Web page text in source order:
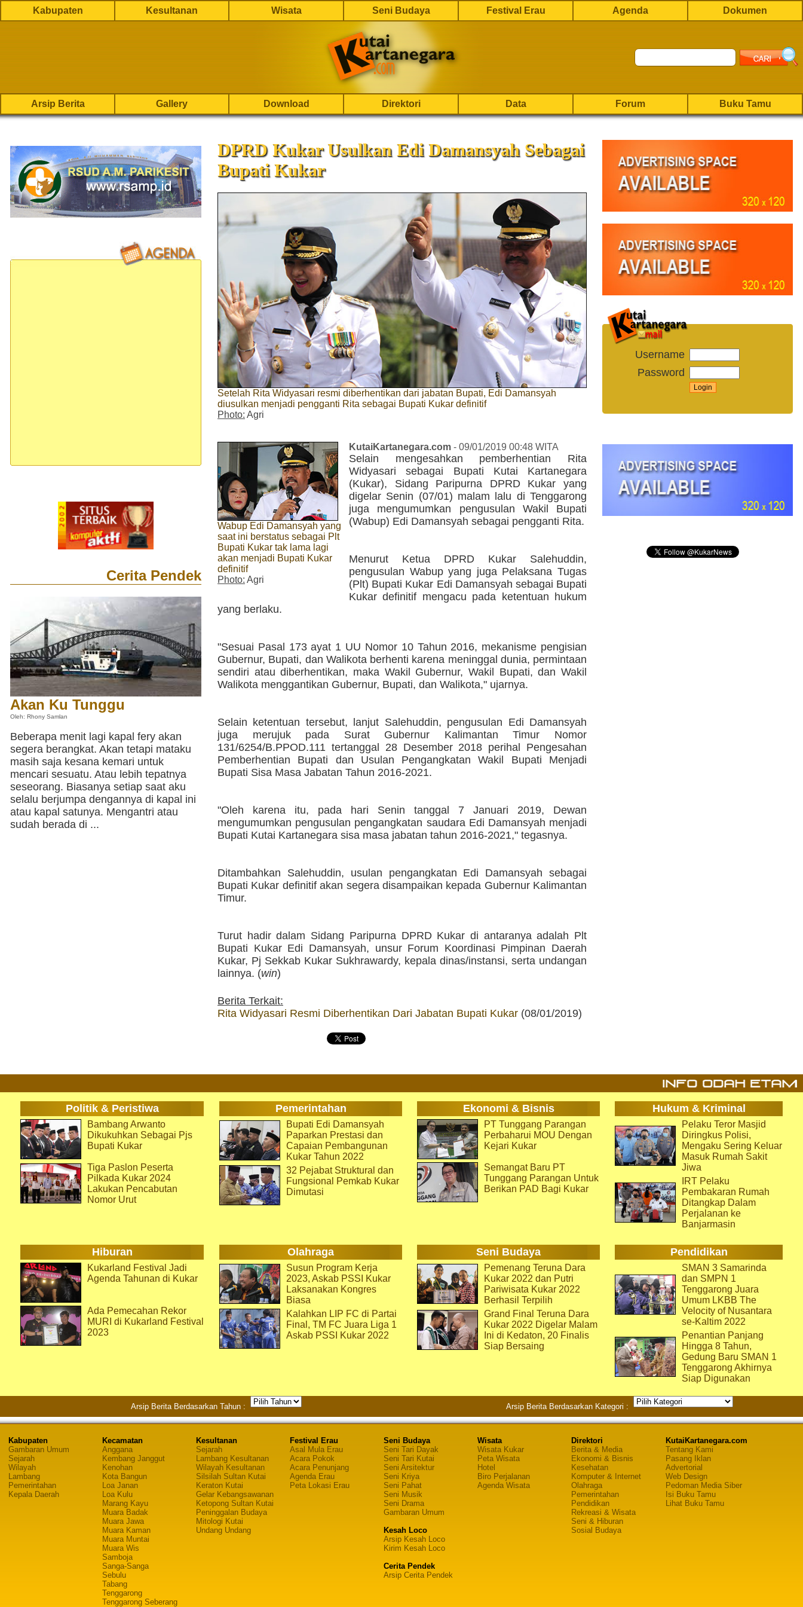
Kabupaten Kesultanan Wisata Seni Budaya Festival Erau Agenda Dokumen
Arsip Berita Gallery Download Direktori Data Forum Buku Tamu
Cerita Pendek
Akan Ku Tunggu
Oleh: Rhony Samlan
Beberapa menit lagi kapal fery akan
segera berangkat. Akan tetapi mataku
masih saja kesana kemari untuk
mencari sesuatu. Atau lebih tepatnya
seseorang. Biasanya setiap saat aku
selalu berjumpa dengannya di kapal ini
atau kapal satunya. Mengantri atau
sudah berada di ...
DPRD Kukar Usulkan Edi Damansyah Sebagai
Bupati Kukar
Setelah Rita Widyasari resmi diberhentikan dari jabatan Bupati, Edi Damansyah
diusulkan menjadi pengganti Rita sebagai Bupati Kukar definitif
Photo: Agri
Wabup Edi Damansyah yang
saat ini berstatus sebagai Plt
Bupati Kukar tak lama lagi
akan menjadi Bupati Kukar
definitif
Photo: Agri
KutaiKartanegara.com - 09/01/2019 00:48 WITA
Selain mengesahkan pemberhentian Rita
Widyasari sebagai Bupati Kutai Kartanegara
(Kukar), Sidang Paripurna DPRD Kukar yang
digelar Senin (07/01) malam lalu di Tenggarong
juga mengumumkan pengusulan Wakil Bupati
(Wabup) Edi Damansyah sebagai pengganti Rita.
Menurut Ketua DPRD Kukar Salehuddin,
pengusulan Wabup yang juga Pelaksana Tugas
(Plt) Bupati Kukar Edi Damansyah sebagai Bupati
Kukar definitif mengacu pada ketentuan hukum
yang berlaku.
"Sesuai Pasal 173 ayat 1 UU Nomor 10 Tahun 2016, mekanisme pengisian
Gubernur, Bupati, dan Walikota berhenti karena meninggal dunia, permintaan
sendiri atau diberhentikan, maka Wakil Gubernur, Wakil Bupati, dan Wakil
Walikota menggantikan Gubernur, Bupati, dan Walikota," ujarnya.
Selain ketentuan tersebut, lanjut Salehuddin, pengusulan Edi Damansyah
juga merujuk pada Surat Gubernur Kalimantan Timur Nomor
131/6254/B.PPOD.111 tertanggal 28 Desember 2018 perihal Pengesahan
Pemberhentian Bupati dan Usulan Pengangkatan Wakil Bupati Menjadi
Bupati Sisa Masa Jabatan Tahun 2016-2021.
"Oleh karena itu, pada hari Senin tanggal 7 Januari 2019, Dewan
mengumumkan pengusulan pengangkatan saudara Edi Damansyah menjadi
Bupati Kutai Kartanegara sisa masa jabatan tahun 2016-2021," tegasnya.
Ditambahkan Salehuddin, usulan pengangkatan Edi Damansyah sebagai
Bupati Kukar definitif akan segera disampaikan kepada Gubernur Kalimantan
Timur.
Turut hadir dalam Sidang Paripurna DPRD Kukar di antaranya adalah Plt
Bupati Kukar Edi Damansyah, unsur Forum Koordinasi Pimpinan Daerah
Kukar, Pj Sekkab Kukar Sukhrawardy, kepala dinas/instansi, serta undangan
lainnya. (win)
Berita Terkait:
Rita Widyasari Resmi Diberhentikan Dari Jabatan Bupati Kukar (08/01/2019)
Username
Password
Politik & Peristiwa Pemerintahan Ekonomi & Bisnis Hukum & Kriminal
Bambang Arwanto
Dikukuhkan Sebagai Pjs
Bupati Kukar
Tiga Paslon Peserta
Pilkada Kukar 2024
Lakukan Pencabutan
Nomor Urut
Bupati Edi Damansyah
Paparkan Prestasi dan
Capaian Pembangunan
Kukar Tahun 2022
32 Pejabat Struktural dan
Fungsional Pemkab Kukar
Dimutasi
PT Tunggang Parangan
Perbaharui MOU Dengan
Kejari Kukar
Semangat Baru PT
Tunggang Parangan Untuk
Berikan PAD Bagi Kukar
Pelaku Teror Masjid
Diringkus Polisi,
Mengaku Sering Keluar
Masuk Rumah Sakit
Jiwa
IRT Pelaku
Pembakaran Rumah
Ditangkap Dalam
Perjalanan ke
Banjarmasin
Hiburan Olahraga Seni Budaya Pendidikan
Kukarland Festival Jadi
Agenda Tahunan di Kukar
Ada Pemecahan Rekor
MURI di Kukarland Festival
2023
Susun Program Kerja
2023, Askab PSSI Kukar
Laksanakan Kongres
Biasa
Kalahkan LIP FC di Partai
Final, TM FC Juara Liga 1
Askab PSSI Kukar 2022
Pemenang Teruna Dara
Kukar 2022 dan Putri
Pariwisata Kukar 2022
Berhasil Terpilih
Grand Final Teruna Dara
Kukar 2022 Digelar Malam
Ini di Kedaton, 20 Finalis
Siap Bersaing
SMAN 3 Samarinda
dan SMPN 1
Tenggarong Juara
Umum LKBB The
Velocity of Nusantara
se-Kaltim 2022
Penantian Panjang
Hingga 8 Tahun,
Gedung Baru SMAN 1
Tenggarong Akhirnya
Siap Digunakan
Arsip Berita Berdasarkan Tahun : Arsip Berita Berdasarkan Kategori :
Kabupaten
Gambaran Umum
Sejarah
Wilayah
Lambang
Pemerintahan
Kepala Daerah
Kecamatan
Anggana
Kembang Janggut
Kenohan
Kota Bangun
Loa Janan
Loa Kulu
Marang Kayu
Muara Badak
Muara Jawa
Muara Kaman
Muara Muntai
Muara Wis
Samboja
Sanga-Sanga
Sebulu
Tabang
Tenggarong
Tenggarong Seberang
Kesultanan
Sejarah
Lambang Kesultanan
Wilayah Kesultanan
Silsilah Sultan Kutai
Keraton Kutai
Gelar Kebangsawanan
Ketopong Sultan Kutai
Peninggalan Budaya
Mitologi Kutai
Undang Undang
Festival Erau
Asal Mula Erau
Acara Pokok
Acara Penunjang
Agenda Erau
Peta Lokasi Erau
Seni Budaya
Seni Tari Dayak
Seni Tari Kutai
Seni Arsitektur
Seni Kriya
Seni Pahat
Seni Musik
Seni Drama
Gambaran Umum
Kesah Loco
Arsip Kesah Loco
Kirim Kesah Loco
Cerita Pendek
Arsip Cerita Pendek
Wisata
Wisata Kukar
Peta Wisata
Hotel
Biro Perjalanan
Agenda Wisata
Direktori
Berita & Media
Ekonomi & Bisnis
Kesehatan
Komputer & Internet
Olahraga
Pemerintahan
Pendidikan
Rekreasi & Wisata
Seni & Hiburan
Sosial Budaya
KutaiKartanegara.com
Tentang Kami
Pasang Iklan
Advertorial
Web Design
Pedoman Media Siber
Isi Buku Tamu
Lihat Buku Tamu